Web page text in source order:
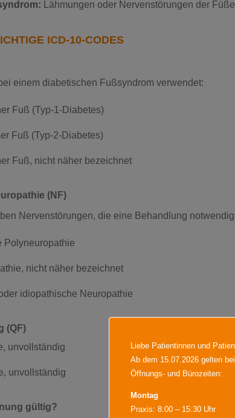
Lähmungen oder Nervenstörungen der
ICD-10-CODES
einem diabetischen Fußsyndrom verwendet:
Fuß (Typ-1-Diabetes)
Fuß (Typ-2-Diabetes)
Fuß, nicht näher bezeichnet
(NF)
Nervenstörungen, die eine Behandlung
Polyneuropathie
nicht näher bezeichnet
idiopathische Neuropathie
(QF)
unvollständig
unvollständig
gültig?
Liebe Patientinnen und
Ab dem 15.07.2026 gelten
Öffnungs- und Bürozeiten:
Montag
Praxis: 8:00 – 15:30 Uhr